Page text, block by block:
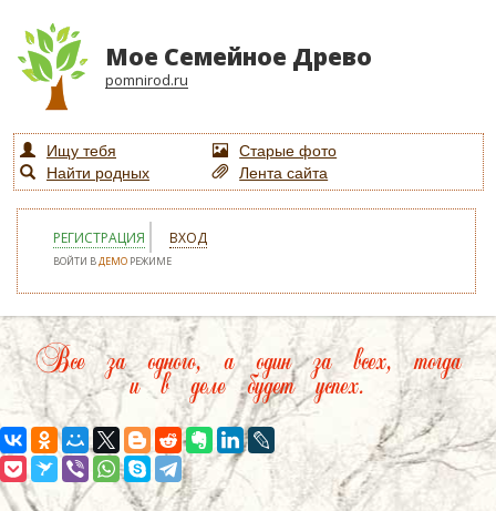
Мое Семейное Древо
pomnirod.ru
Ищу тебя
Старые фото
Найти родных
Лента сайта
РЕГИСТРАЦИЯ ВХОД
ВОЙТИ ВДЕМО РЕЖИМЕ
Все за одного, а один за всех, тогда
и в деле будет успех.